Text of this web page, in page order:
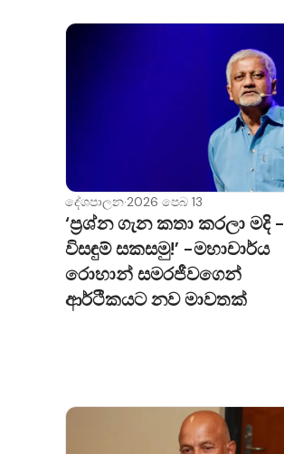
දේශපාලන·2026 පෙබ 13
‘ප්‍රශ්න ගැන කතා කරලා මදි -
විසඳුම් සකසමු!’ -මහාචාර්ය
රොහාන් සමරජීවගෙන්
ආර්ථිකයට නව මාවතක්